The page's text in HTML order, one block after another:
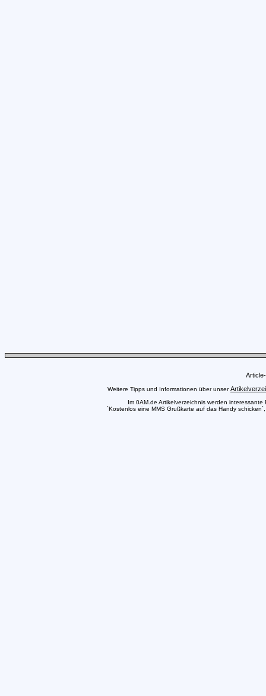
Weitere Tipps und Informationen über unser
Im 0AM.de Artikelverzeichnis werden
`Kostenlos eine MMS Grußkarte auf das Handy